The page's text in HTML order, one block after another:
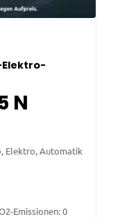
N
Elektro, Automatik
Emissionen: 0